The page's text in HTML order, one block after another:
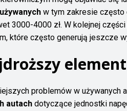
w tym zakresie często
3000-4000 zł. W kolejnej
które często generują jeszcze
problemów w używanych
autach dotyczące jednostki